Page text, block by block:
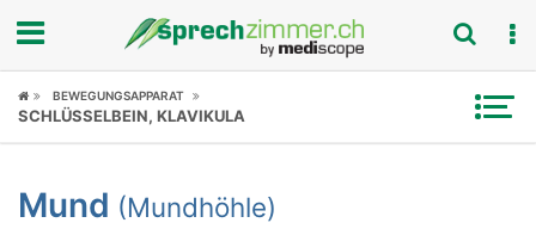
Fokus
Symptome
BEWEGUNGSAPPARAT
SCHLÜSSELBEIN, KLAVIKULA
Mund (Mundhöhle)